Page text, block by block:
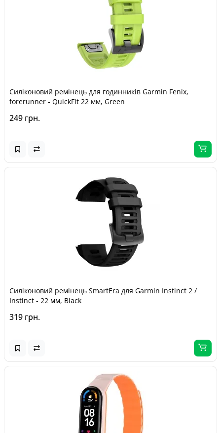
Силіконовий ремінець для годинників Garmin Fenix,
forerunner - QuickFit 22 мм, Green
249 грн.
Силіконовий ремінець SmartEra для Garmin Instinct 2 /
Instinct - 22 мм, Black
319 грн.